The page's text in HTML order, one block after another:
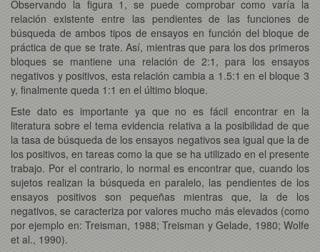
Observando la figura 1, se puede comprobar como varía la
relación existente entre las pendientes de las funciones de
búsqueda de ambos tipos de ensayos en función del bloque de
práctica de que se trate. Así, mientras que para los dos primeros
bloques se mantiene una relación de 2:1, para los ensayos
negativos y positivos, esta relación cambia a 1.5:1 en el bloque 3
y, finalmente queda 1:1 en el último bloque.
Este dato es importante ya que no es fácil encontrar en la
literatura sobre el tema evidencia relativa a la posibilidad de que
la tasa de búsqueda de los ensayos negativos sea igual que la de
los positivos, en tareas como la que se ha utilizado en el presente
trabajo. Por el contrario, lo normal es encontrar que, cuando los
sujetos realizan la búsqueda en paralelo, las pendientes de los
ensayos positivos son pequeñas mientras que, la de los
negativos, se caracteriza por valores mucho más elevados (como
por ejemplo en: Treisman, 1988; Treisman y Gelade, 1980; Wolfe
et al., 1990).